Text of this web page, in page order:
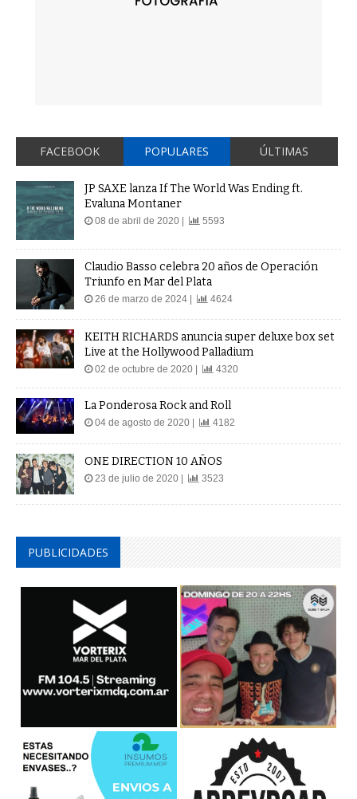
FACEBOOK POPULARES ÚLTIMAS
JP SAXE lanza If The World Was Ending ft.
Evaluna Montaner
08 de abril de 2020 | 5593
Claudio Basso celebra 20 años de Operación
Triunfo en Mar del Plata
26 de marzo de 2024 | 4624
KEITH RICHARDS anuncia super deluxe box set
Live at the Hollywood Palladium
02 de octubre de 2020 | 4320
La Ponderosa Rock and Roll
04 de agosto de 2020 | 4182
ONE DIRECTION 10 AÑOS
23 de julio de 2020 | 3523
PUBLICIDADES